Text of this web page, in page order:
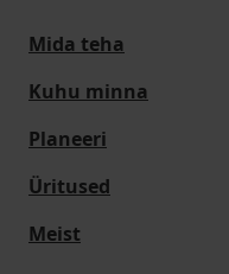
Mida teha
Kuhu minna
Planeeri
Üritused
Meist